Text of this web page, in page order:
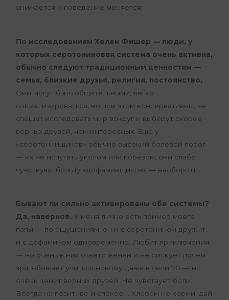
снижается и поведение меняется.
По исследованиям Хелен Фишер — люди, у
которых серотониновая система очень активна,
обычно следуют традиционным ценностям —
семья, близкие друзья, религия, постоянство.
Они могут быть общительными, легко
социализироваться, но при этом консервативны, не
спешат исследовать мир вокруг и выберут скорее
верных друзей, чем интересных. Еще у
«серотонинщиков» обычно высокий болевой порог
— их не испугать уколом или порезом, они слабо
чувствуют боль (у «дофаминщиков» — наоборот).
Бывают ли сильно активированы обе системы?
Да, наверное. У меня лично есть пример моего
папы — по ощущениям, он и с серотонином дружит,
и с дофамином одновременно. Любит приключения
— но очень в них ответственен и не рискует почем
зря, обожает учиться новому даже в свои 70 — но
очень ценит верных друзей. Не чувствует боли.
Всегда на позитиве и спокоен. Хлебом не корми, дай